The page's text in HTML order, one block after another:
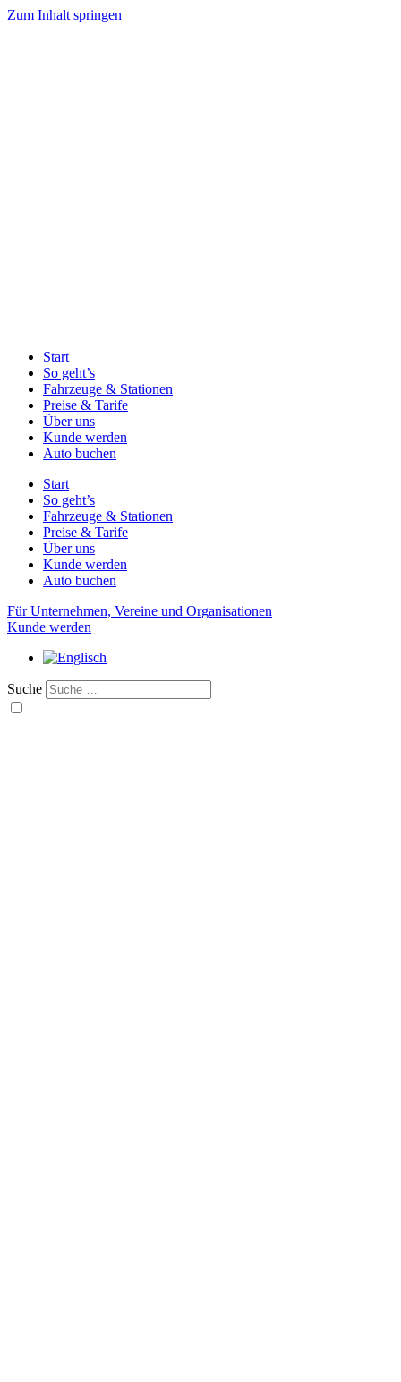
Zum Inhalt springen
Start
So geht’s
Fahrzeuge & Stationen
Preise & Tarife
Über uns
Kunde werden
Auto buchen
Start
So geht’s
Fahrzeuge & Stationen
Preise & Tarife
Über uns
Kunde werden
Auto buchen
Für Unternehmen, Vereine und Organisationen
Kunde werden
Suche